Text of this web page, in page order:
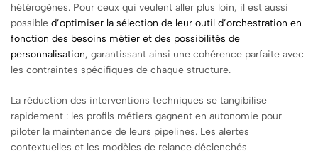
hétérogènes. Pour ceux qui veulent aller plus loin, il est aussi
possible d’optimiser la sélection de leur outil d’orchestration en
fonction des besoins métier et des possibilités de
personnalisation, garantissant ainsi une cohérence parfaite avec
les contraintes spécifiques de chaque structure.
La réduction des interventions techniques se tangibilise
rapidement : les profils métiers gagnent en autonomie pour
piloter la maintenance de leurs pipelines. Les alertes
contextuelles et les modèles de relance déclenchés